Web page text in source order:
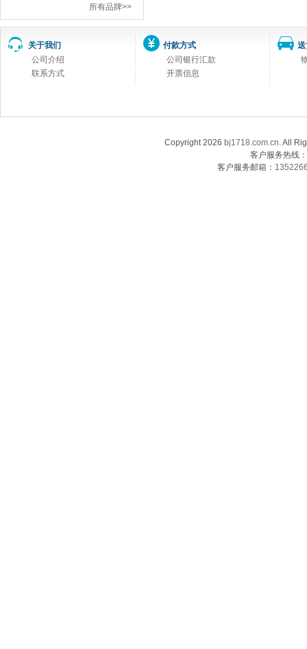
所有品牌>>
关于我们
公司介绍
联系方式
付款方式
公司银行汇款
开票信息
Copyright 2026 bj1718.com.cn. All
客户服务热线
客户服务邮箱：